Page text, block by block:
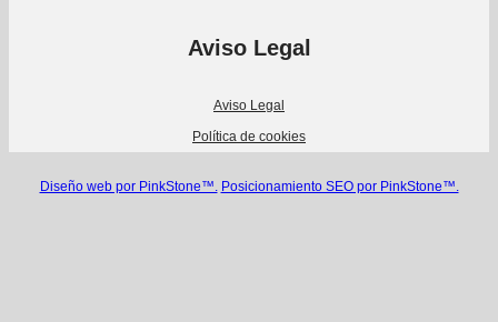
Aviso Legal
Aviso Legal
Política de cookies
Diseño web por PinkStone™. Posicionamiento SEO por PinkStone™.